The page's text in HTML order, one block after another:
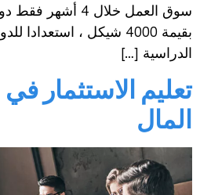
سوق العمل خلال 4
بقيمة 4000 شيكل ،
الدراسية […]
تعليم الاستثمار
المال